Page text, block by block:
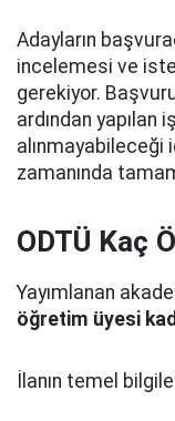
Adayların
incelemesi ve
gerekiyor.
ardından
alınmayabileceği
zamanında
ODTÜ Kaç
Yayımlanan
öğretim üyesi
İlanın temel